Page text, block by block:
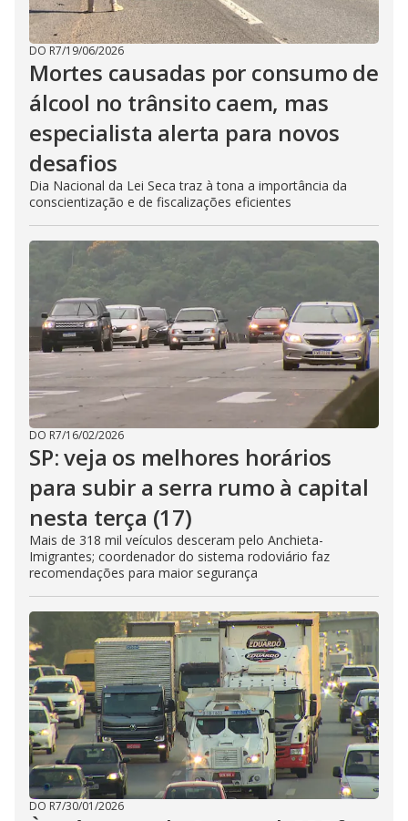
DO R7/19/06/2026
Mortes causadas por consumo de
álcool no trânsito caem, mas
especialista alerta para novos
desafios
Dia Nacional da Lei Seca traz à tona a importância da
conscientização e de fiscalizações eficientes
DO R7/16/02/2026
SP: veja os melhores horários
para subir a serra rumo à capital
nesta terça (17)
Mais de 318 mil veículos desceram pelo Anchieta-
Imigrantes; coordenador do sistema rodoviário faz
recomendações para maior segurança
DO R7/30/01/2026